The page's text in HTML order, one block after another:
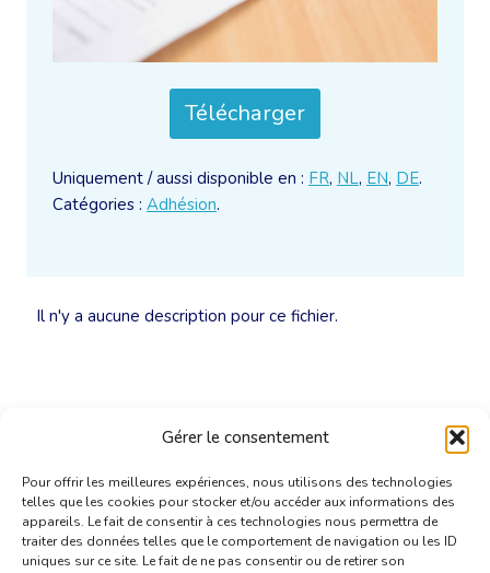
Gérer le consentement
Pour offrir les meilleures expériences, nous utilisons des technologies
telles que les cookies pour stocker et/ou accéder aux informations des
appareils. Le fait de consentir à ces technologies nous permettra de
traiter des données telles que le comportement de navigation ou les ID
uniques sur ce site. Le fait de ne pas consentir ou de retirer son
Il n'y a aucune description pour ce fichier.
Télécharger
Uniquement / aussi disponible en : FR, NL, EN, DE.
Catégories : Adhésion.